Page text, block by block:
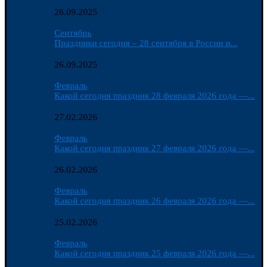
26.09.2025
Сентябрь
Праздники сегодня – 28 сентября в России и...
26.09.2025
Февраль
Какой сегодня праздник 28 февраля 2026 года —...
27.02.2026
Февраль
Какой сегодня праздник 27 февраля 2026 года —...
26.02.2026
Февраль
Какой сегодня праздник 26 февраля 2026 года —...
25.02.2026
Февраль
Какой сегодня праздник 25 февраля 2026 года —...